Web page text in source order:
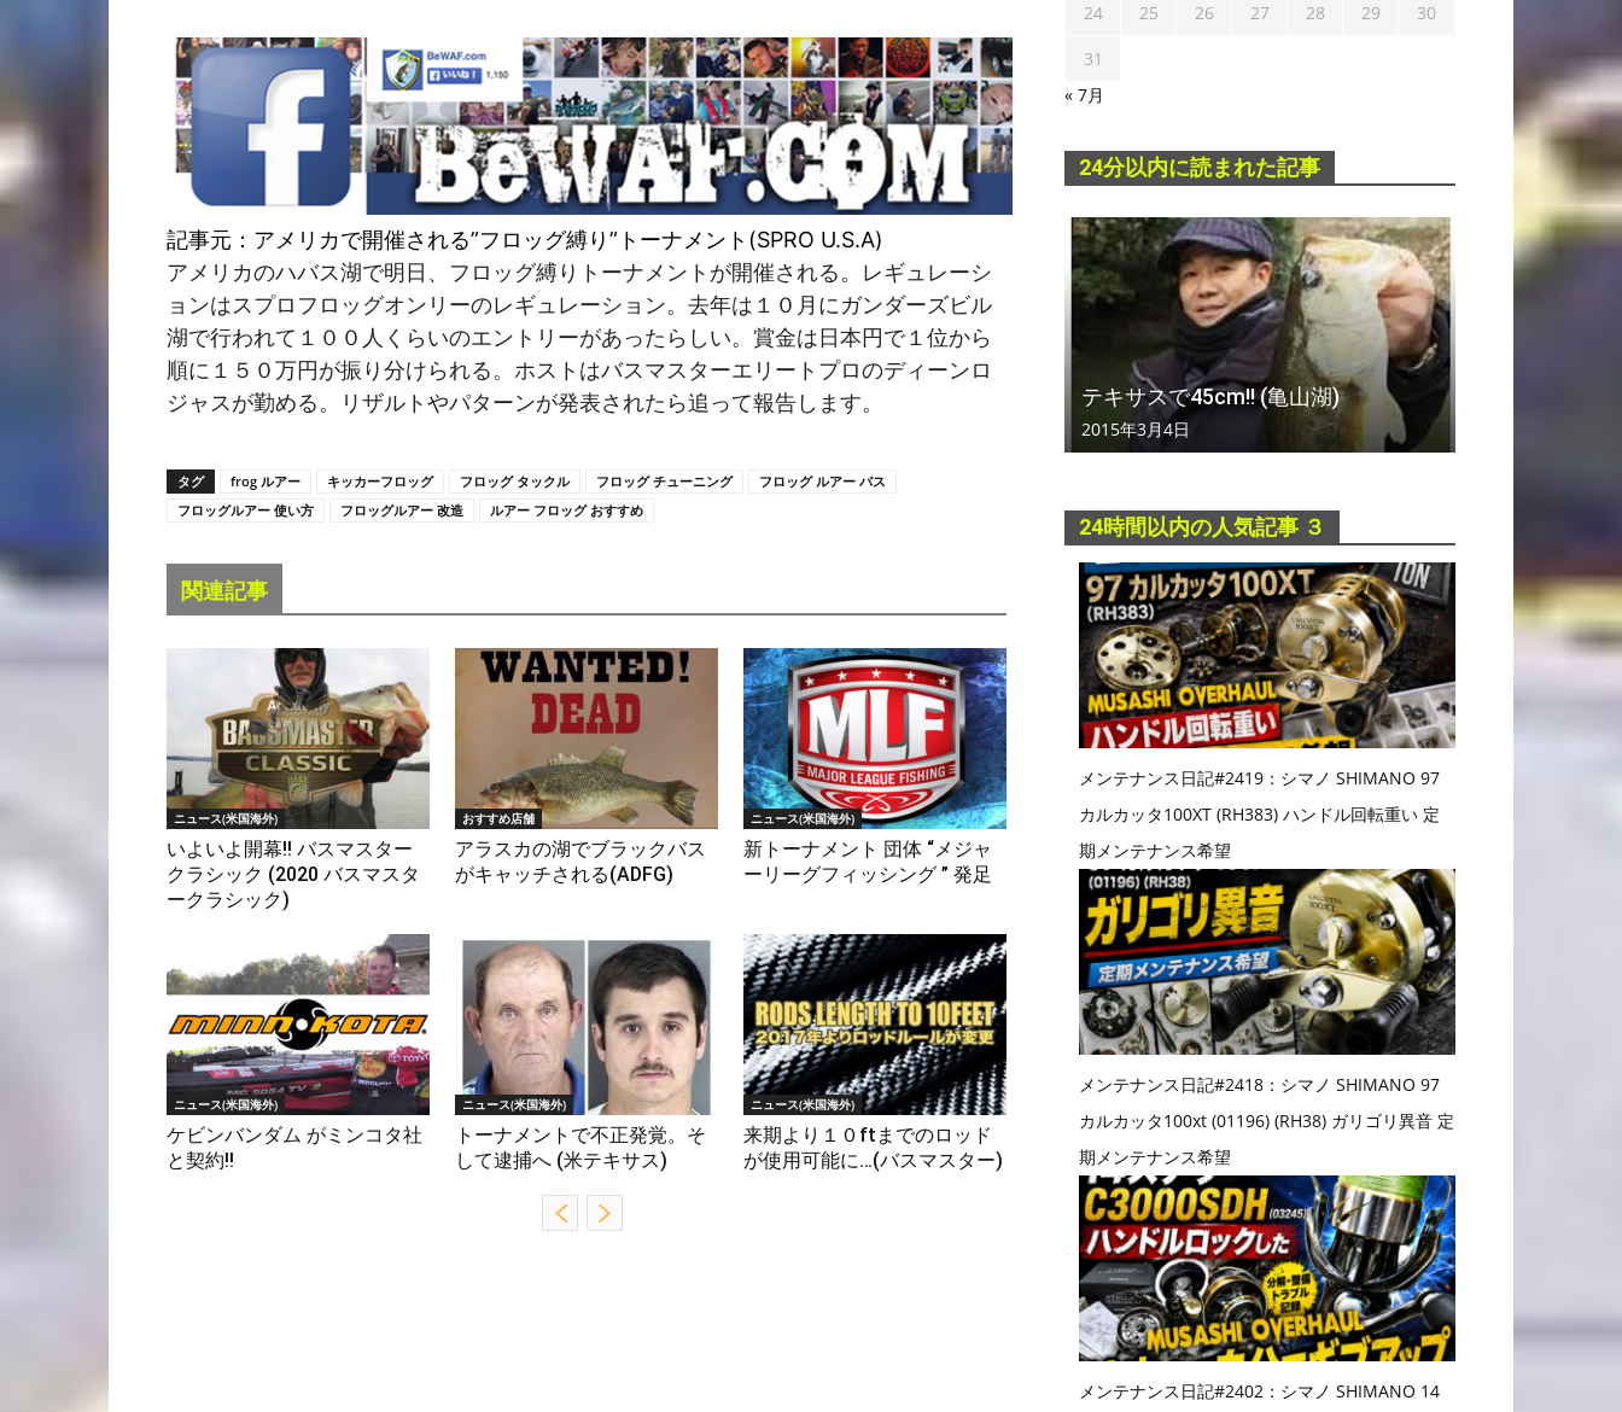
記事元：アメリカで開催される”フロッグ縛り”トーナメント(SPRO U.S.A)
アメリカのハバス湖で明日、フロッグ縛りトーナメントが開催される。レギュレーシ
ョンはスプロフロッグオンリーのレギュレーション。去年は１０月にガンダーズビル
湖で行われて１００人くらいのエントリーがあったらしい。賞金は日本円で１位から
順に１５０万円が振り分けられる。ホストはバスマスターエリートプロのディーンロ
ジャスが勤める。リザルトやパターンが発表されたら追って報告します。
タグ frog ルアー キッカーフロッグ フロッグ タックル フロッグ チューニング
フロッグ ルアー バス
フロッグルアー 使い方
フロッグルアー 改造 ルアー フロッグ おすすめ
関連記事
ニュース(米国海外)
いよいよ開幕!! バスマスター
クラシック (2020 バスマスタ
ークラシック)
おすすめ店舗
アラスカの湖でブラックバス
がキャッチされる(ADFG)
ニュース(米国海外)
新トーナメント 団体 “メジャ
ーリーグフィッシング ” 発足
ニュース(米国海外)
ケビンバンダム がミンコタ社
と契約!!
ニュース(米国海外)
トーナメントで不正発覚。そ
して逮捕へ (米テキサス)
ニュース(米国海外)
来期より１０ftまでのロッド
が使用可能に…(バスマスター)
24
25 26 27 28 29
30
31
« 7月
24分以内に読まれた記事
テキサスで45cm!! (亀山湖)
2015年3月4日
24時間以内の人気記事 ３
メンテナンス日記#2419：シマノ SHIMANO 97
カルカッタ100XT (RH383) ハンドル回転重い 定
期メンテナンス希望
メンテナンス日記#2418：シマノ SHIMANO 97
カルカッタ100xt (01196) (RH38) ガリゴリ異音 定
期メンテナンス希望
メンテナンス日記#2402：シマノ SHIMANO 14